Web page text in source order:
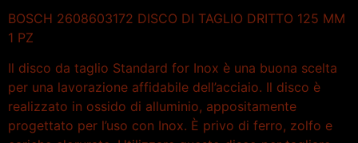
BOSCH 2608603172 DISCO DI TAGLIO DRITTO 125 MM
1 PZ
Il disco da taglio Standard for Inox è una buona scelta
per una lavorazione affidabile dell’acciaio. Il disco è
realizzato in ossido di alluminio, appositamente
progettato per l’uso con Inox. È privo di ferro, zolfo e